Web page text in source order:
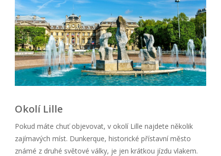
Okolí Lille
Pokud máte chuť objevovat, v okolí Lille najdete několik
zajímavých míst. Dunkerque, historické přístavní město
známé z druhé světové války, je jen krátkou jízdu vlakem.